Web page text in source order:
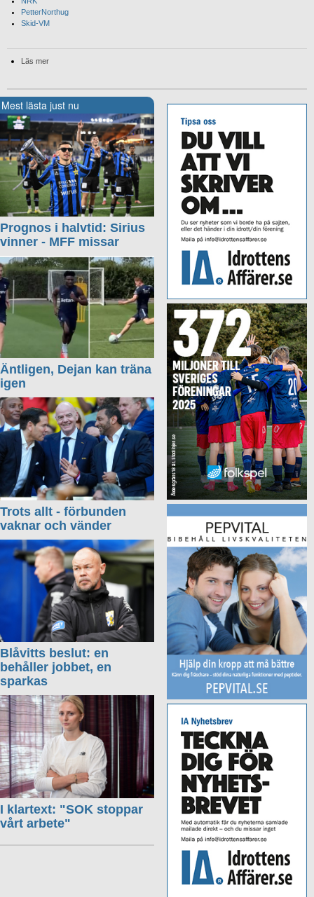
PetterNorthug
Skid-VM
Läs mer
Mest lästa just nu
Prognos i halvtid: Sirius
vinner - MFF missar
Äntligen, Dejan kan träna
igen
Trots allt - förbunden
vaknar och vänder
Blåvitts beslut: en
behåller jobbet, en
sparkas
I klartext: "SOK stoppar
vårt arbete"